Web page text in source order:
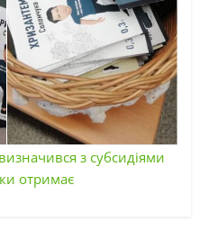
з субсидіями
отримає